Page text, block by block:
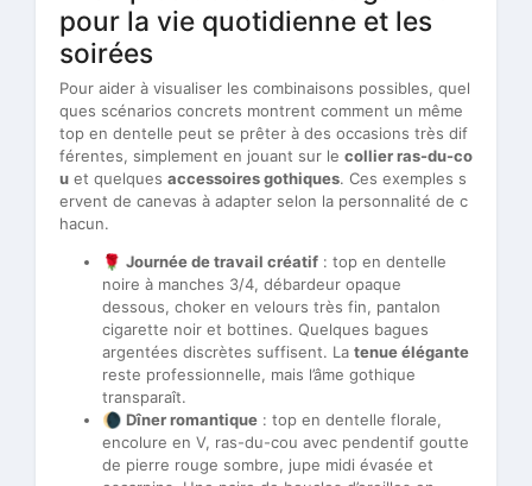
pour la vie quotidienne et les
soirées
Pour aider à visualiser les combinaisons possibles, quel
ques scénarios concrets montrent comment un même
top en dentelle peut se prêter à des occasions très dif
férentes, simplement en jouant sur le collier ras-du-co
u et quelques accessoires gothiques. Ces exemples s
ervent de canevas à adapter selon la personnalité de c
hacun.
🌹 Journée de travail créatif : top en dentelle
noire à manches 3/4, débardeur opaque
dessous, choker en velours très fin, pantalon
cigarette noir et bottines. Quelques bagues
argentées discrètes suffisent. La tenue élégante
reste professionnelle, mais l’âme gothique
transparaît.
🌘 Dîner romantique : top en dentelle florale,
encolure en V, ras-du-cou avec pendentif goutte
de pierre rouge sombre, jupe midi évasée et